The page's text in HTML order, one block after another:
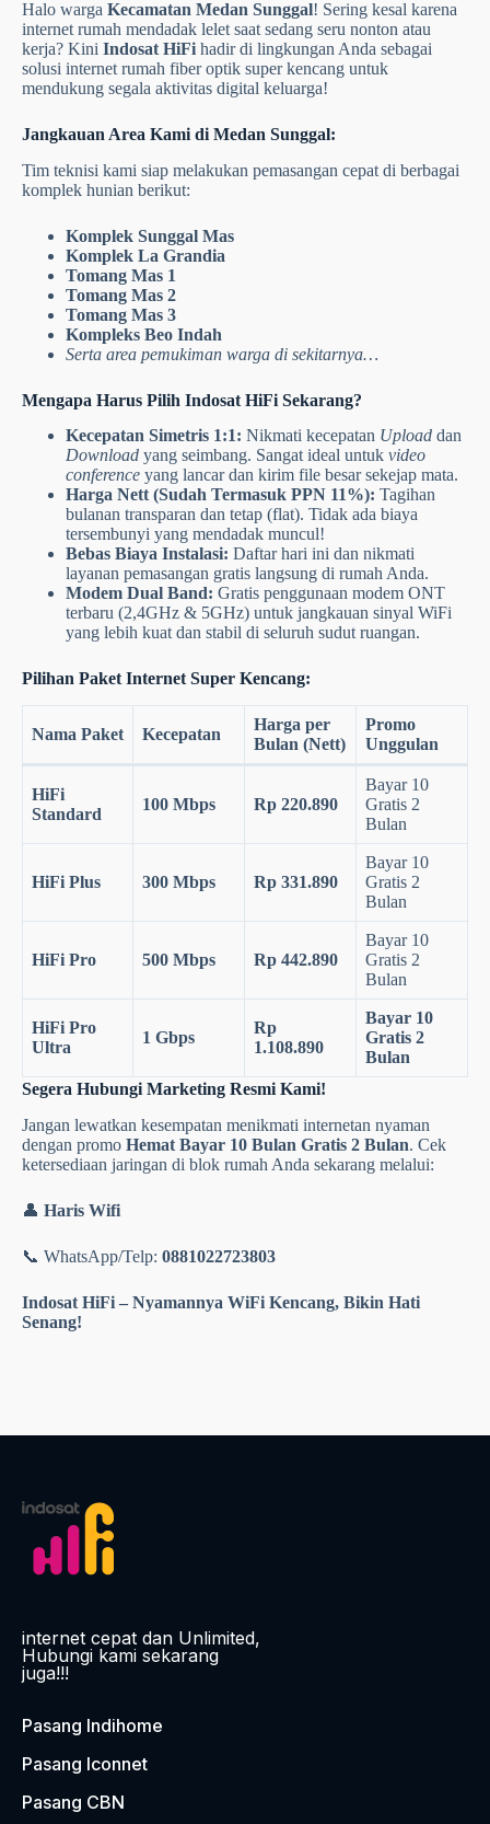
Halo warga Kecamatan Medan Sunggal! Sering kesal karena
internet rumah mendadak lelet saat sedang seru nonton atau
kerja? Kini Indosat HiFi hadir di lingkungan Anda sebagai
solusi internet rumah fiber optik super kencang untuk
mendukung segala aktivitas digital keluarga!
Jangkauan Area Kami di Medan Sunggal:
Tim teknisi kami siap melakukan pemasangan cepat di berbagai
komplek hunian berikut:
Komplek Sunggal Mas
Komplek La Grandia
Tomang Mas 1
Tomang Mas 2
Tomang Mas 3
Kompleks Beo Indah
Serta area pemukiman warga di sekitarnya…
Mengapa Harus Pilih Indosat HiFi Sekarang?
Kecepatan Simetris 1:1: Nikmati kecepatan Upload dan
Download yang seimbang. Sangat ideal untuk video
conference yang lancar dan kirim file besar sekejap mata.
Harga Nett (Sudah Termasuk PPN 11%): Tagihan
bulanan transparan dan tetap (flat). Tidak ada biaya
tersembunyi yang mendadak muncul!
Bebas Biaya Instalasi: Daftar hari ini dan nikmati
layanan pemasangan gratis langsung di rumah Anda.
Modem Dual Band: Gratis penggunaan modem ONT
terbaru (2,4GHz & 5GHz) untuk jangkauan sinyal WiFi
yang lebih kuat dan stabil di seluruh sudut ruangan.
Pilihan Paket Internet Super Kencang:
Nama Paket Kecepatan
Harga per
Bulan (Nett)
Promo
Unggulan
HiFi
Standard
100 Mbps Rp 220.890
Bayar 10
Gratis 2
Bulan
HiFi Plus 300 Mbps Rp 331.890
Bayar 10
Gratis 2
Bulan
HiFi Pro 500 Mbps Rp 442.890
Bayar 10
Gratis 2
Bulan
HiFi Pro
Ultra
1 Gbps
Rp
1.108.890
Bayar 10
Gratis 2
Bulan
Segera Hubungi Marketing Resmi Kami!
Jangan lewatkan kesempatan menikmati internetan nyaman
dengan promo Hemat Bayar 10 Bulan Gratis 2 Bulan. Cek
ketersediaan jaringan di blok rumah Anda sekarang melalui:
👤 Haris Wifi
📞 WhatsApp/Telp: 0881022723803
Indosat HiFi – Nyamannya WiFi Kencang, Bikin Hati
Senang!
internet cepat dan Unlimited,
Hubungi kami sekarang
juga!!!
Pasang Indihome
Pasang Iconnet
Pasang CBN